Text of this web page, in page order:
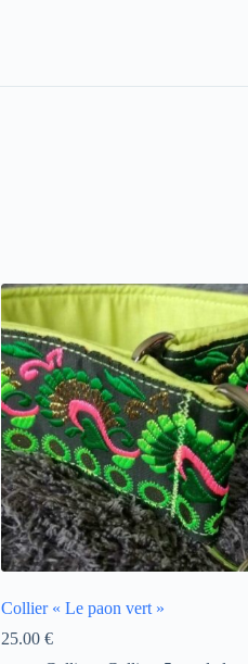
Collier « Le paon vert »
25.00 €